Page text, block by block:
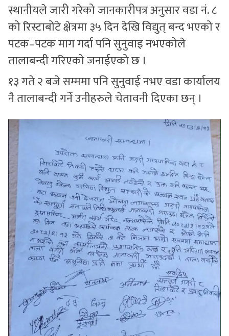
स्थानीयले जारी गरेको जानकारीपत्र अनुसार वडा नं. ८
को रिस्टाबोटे क्षेत्रमा ३५ दिन देखि विद्युत् बन्द भएको र
पटक–पटक माग गर्दा पनि सुनुवाइ नभएकोले
तालाबन्दी गरिएको जनाईएको छ ।
१३ गते २ बजे सम्ममा पनि सुनुवाई नभए वडा कार्यालय
नै तालाबन्दी गर्ने उनीहरुले चेतावनी दिएका छन् ।